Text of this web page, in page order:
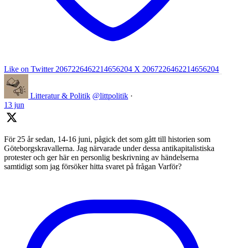
Like on Twitter 2067226462214656204 X 2067226462214656204
Litteratur & Politik @littpolitik ·
13 jun
För 25 år sedan, 14-16 juni, pågick det som gått till historien som
Göteborgskravallerna. Jag närvarade under dessa antikapitalistiska
protester och ger här en personlig beskrivning av händelserna
samtidigt som jag försöker hitta svaret på frågan Varför?